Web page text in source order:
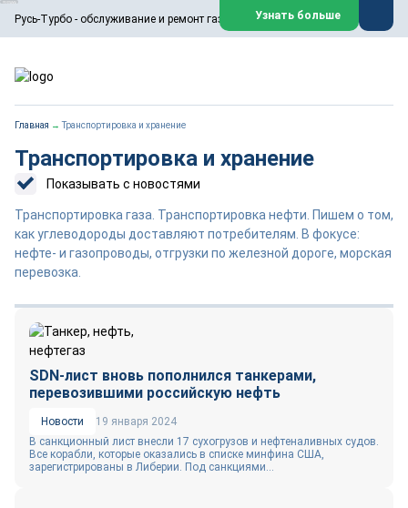
Русь-Турбо - обслуживание и ремонт газовых паровых турбин
ООО «Русь-Турбо» занимается сервисом газовых и паровых
турбин, комплексным ремонтом, восстановлением,
техническим обслуживанием оборудования ТЭС,
работают на нефтегазовых, нефтехимических,
металлургических и других предприятиях.
Реклама. ООО «Русь-Турбо», ИНН 7802588950
Перейти на сайт Закрыть
Узнать больше
Главная →Транспортировка и хранение
Транспортировка и хранение
Показывать с новостями
Транспортировка газа. Транспортировка нефти. Пишем о том,
как углеводороды доставляют потребителям. В фокусе:
нефте- и газопроводы, отгрузки по железной дороге, морская
перевозка.
SDN-лист вновь пополнился танкерами,
перевозившими российскую нефть
Новости
19 января 2024
В санкционный лист внесли 17 сухогрузов и нефтеналивных судов.
Все корабли, которые оказались в списке минфина США,
зарегистрированы в Либерии. Под санкциями...